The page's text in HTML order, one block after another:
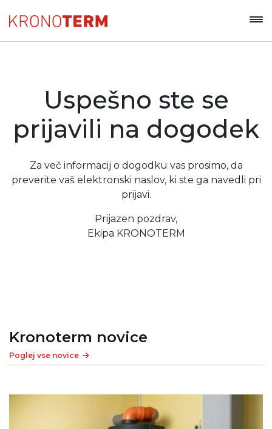
Uspešno ste se
prijavili na dogodek
Za več informacij o dogodku vas prosimo, da
preverite vaš elektronski naslov, ki ste ga navedli pri
prijavi.
Prijazen pozdrav,
Ekipa KRONOTERM
Kronoterm novice
Poglej vse novice